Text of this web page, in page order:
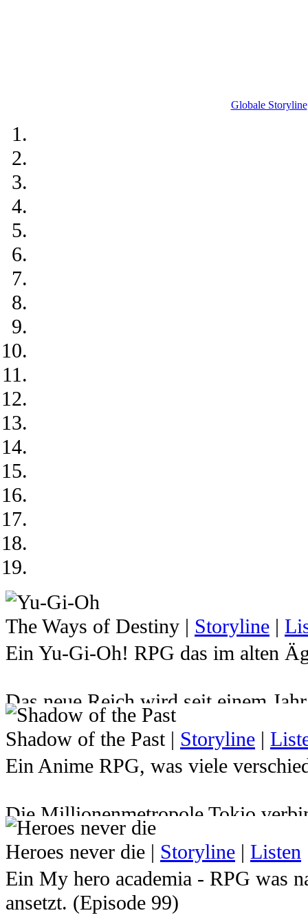
Globale Storyline
The Ways of Destiny | Storyline |
Ein Yu-Gi-Oh! RPG das im alten
Das neue Reich wird seit einem
Atemu den Herrscher über das
hat. Dadurch wurde der junge
Milleniumspuzzles gesperrt und
Jahren von Atemu verabschieden
ewigen Ruhe gerissen um die Welt
braucht er seine Freunde, die ihm
wird er auch einige überraschende
Kommst du nach Ägypten und
Shadow of the Past| Storyline |
Ein Anime RPG, was viele
Die Millionenmetropole Tokio
kurzem vielleicht noch gar nichts
herrschen wie die Gerechtigkeit in
Straßennetzen. Immer in stetem
Diebe, Schüler, Detektive,
Heroes never die | Storyline | Listen
Ein My hero academia - RPG was
ansetzt. (Episode 99)